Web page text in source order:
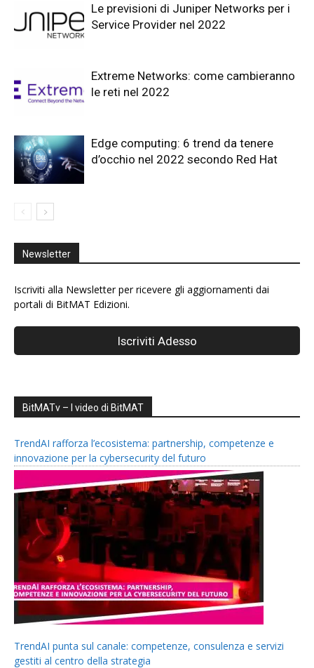
Le previsioni di Juniper Networks per i
Service Provider nel 2022
Extreme Networks: come cambieranno
le reti nel 2022
Edge computing: 6 trend da tenere
d’occhio nel 2022 secondo Red Hat
Newsletter
Iscriviti alla Newsletter per ricevere gli aggiornamenti dai
portali di BitMAT Edizioni.
BitMATv – I video di BitMAT
TrendAI rafforza l’ecosistema: partnership, competenze e
innovazione per la cybersecurity del futuro
TrendAI punta sul canale: competenze, consulenza e servizi
gestiti al centro della strategia